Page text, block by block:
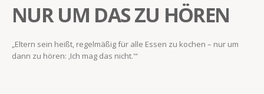
NUR UM DAS ZU HÖREN
„Eltern sein heißt, regelmäßig für alle Essen zu kochen – nur um
dann zu hören: ‚Ich mag das nicht.'“